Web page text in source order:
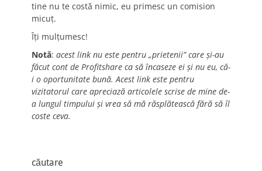
tine nu te costă nimic, eu primesc un comision
micuț.
Îți mulțumesc!
Notă: acest link nu este pentru „prietenii” care și-au
făcut cont de Profitshare ca să încaseze ei și nu eu, că-
i o oportunitate bună. Acest link este pentru
vizitatorul care apreciază articolele scrise de mine de-
a lungul timpului și vrea să mă răsplătească fără să îl
coste ceva.
căutare